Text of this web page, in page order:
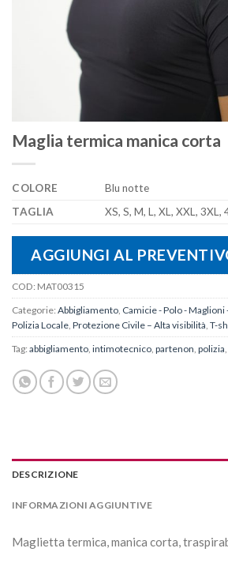
Maglia termica manica corta
COLORE
Blu notte
TAGLIA
XS, S, M, L, XL, XXL, 3XL,
AGGIUNGI AL
COD: MAT00315
Categorie: Abbigliamento Camicie - Polo - Maglioni
Polizia Locale Protezione Civile – Alta visibilità T-
Tag: abbigliamento intimotecnico partenon polizia
DESCRIZIONE
INFORMAZIONI AGGIUNTIVE
Maglietta termica, manica corta,